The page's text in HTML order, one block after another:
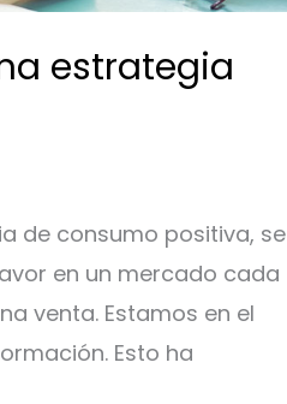
estrategia
de consumo positiva, se
en un mercado cada
venta. Estamos en el
Esto ha